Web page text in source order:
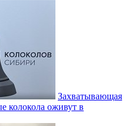
Захватывающая
колокола оживут в